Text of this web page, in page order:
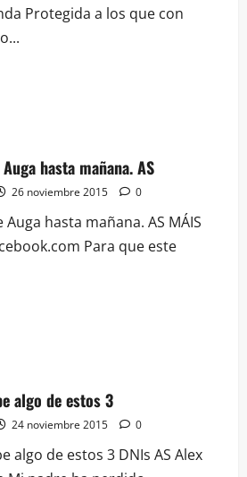
Protegida a los que con
hasta mañana. AS
26 noviembre 2015 0
hasta mañana. AS MÁIS
Para que este
algo de estos 3
24 noviembre 2015 0
algo de estos 3 DNIs AS Alex